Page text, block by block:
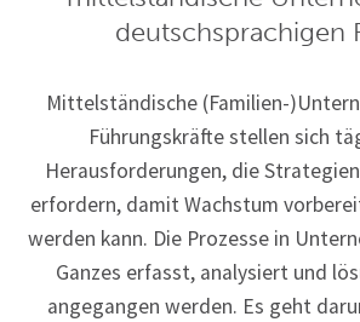
deutschsprachigen
Mittelständische (Familien-
Führungskräfte stellen sich
Herausforderungen, die
erfordern, damit Wachstum
werden kann. Die Prozesse in
Ganzes erfasst, analysiert und
angegangen werden. Es geht